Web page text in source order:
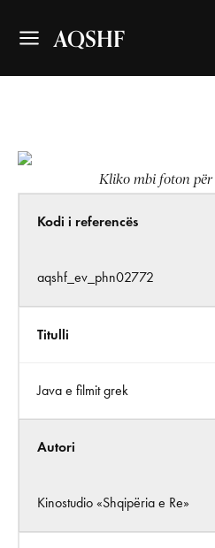
AQSHF
Kliko mbi foton për
Kodi i referencës
aqshf_ev_phn02772
Titulli
Java e filmit grek
Autori
Kinostudio «Shqipëria e Re»